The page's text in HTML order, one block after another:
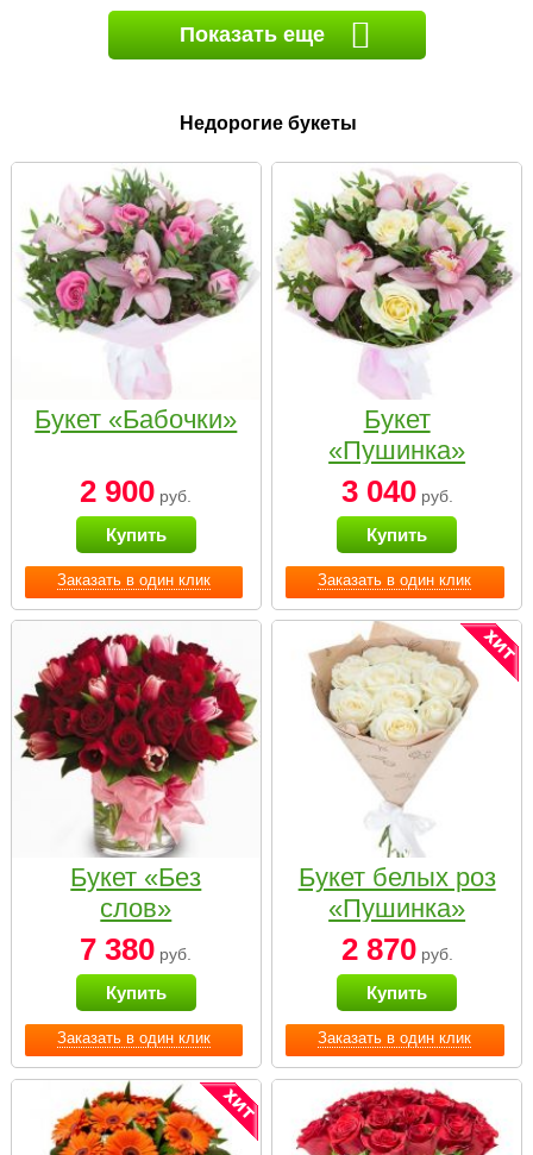
Показать еще
Недорогие букеты
Заказать в один клик
Букет «Бабочки»
2 900 руб.
Купить
Заказать в один клик
Букет
«Пушинка»
3 040руб.
Купить
Заказать в один клик
Букет «Без
слов»
7 380 руб.
Купить
Заказать в один клик
Букет белых роз
«Пушинка»
2 870руб.
Купить